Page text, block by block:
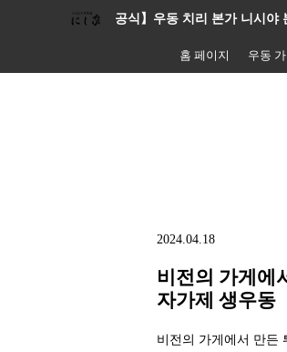
공식】우동 치리 본가 니시야
홈 페이지 우동
2024.04.18
비전의 가게에
자가제 생우동
비전의 가게에서 만든